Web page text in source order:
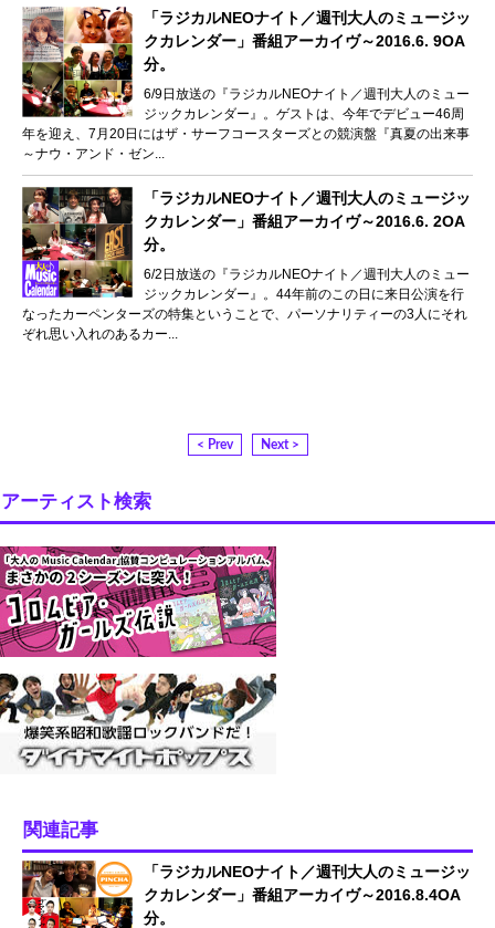
「ラジカルNEOナイト／週刊大人のミュージッ
クカレンダー」番組アーカイヴ～2016.6. 9OA
分。
6/9日放送の『ラジカルNEOナイト／週刊大人のミュー
ジックカレンダー』。ゲストは、今年でデビュー46周
年を迎え、7月20日にはザ・サーフコースターズとの競演盤『真夏の出来事
～ナウ・アンド・ゼン...
「ラジカルNEOナイト／週刊大人のミュージッ
クカレンダー」番組アーカイヴ～2016.6. 2OA
分。
6/2日放送の『ラジカルNEOナイト／週刊大人のミュー
ジックカレンダー』。44年前のこの日に来日公演を行
なったカーペンターズの特集ということで、パーソナリティーの3人にそれ
ぞれ思い入れのあるカー...
< Prev Next >
アーティスト検索
関連記事
「ラジカルNEOナイト／週刊大人のミュージッ
クカレンダー」番組アーカイヴ～2016.8.4OA
分。